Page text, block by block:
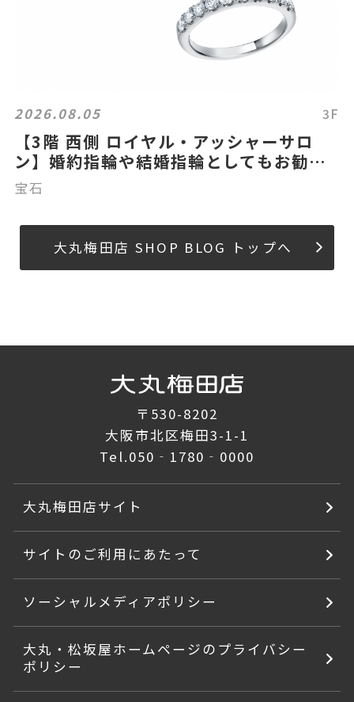
2026.08.05 3F
【3階 西側 ロイヤル・アッシャーサロ
ン】婚約指輪や結婚指輪としてもお勧め
ハーフエタニティリング 3選
宝石
大丸梅田店 SHOP BLOG トップへ
〒530-8202
大阪市北区梅田3-1-1
Tel.050‐1780‐0000
大丸梅田店サイト
サイトのご利用にあたって
ソーシャルメディアポリシー
大丸・松坂屋ホームページのプライバシー
ポリシー